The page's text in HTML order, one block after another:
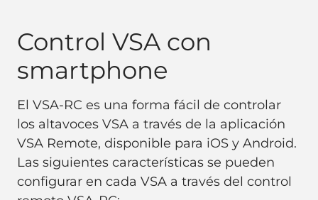
Control VSA con
smartphone
El VSA-RC es una forma fácil de controlar
los altavoces VSA a través de la aplicación
VSA Remote, disponible para iOS y Android.
Las siguientes características se pueden
configurar en cada VSA a través del control